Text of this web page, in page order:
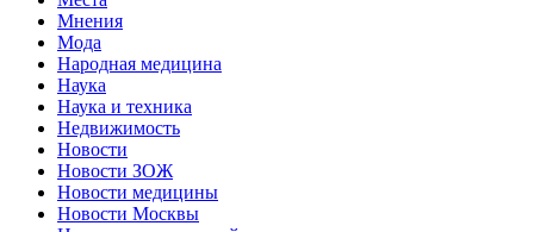
Мнения
Мода
Народная медицина
Наука
Наука и техника
Недвижимость
Новости
Новости ЗОЖ
Новости медицины
Новости Москвы